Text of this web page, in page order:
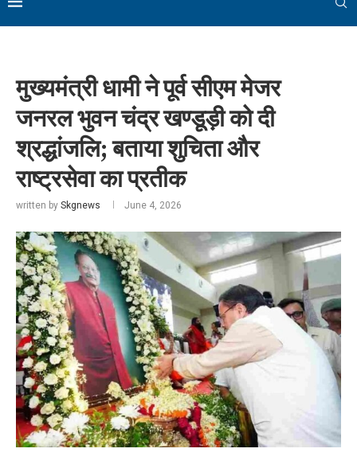
मुख्यमंत्री धामी ने पूर्व सीएम मेजर
जनरल भुवन चंद्र खण्डूड़ी को दी
श्रद्धांजलि; बताया शुचिता और
राष्ट्रसेवा का प्रतीक
written by Skgnews June 4, 2026